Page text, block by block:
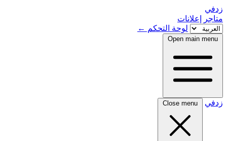
زدفي
متاجر
إعلانات
لوحة التحكم ←
Open main menu
زدفي Close menu